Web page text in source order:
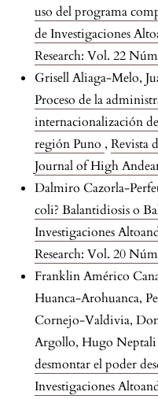
uso del programa
de Investigaciones
Research: Vol. 22
Grisell Aliaga-Melo,
Proceso de la
internacionalización de
región Puno , Revista
Journal of High
Dalmiro Cazorla-
coli? Balantidiosis o
Investigaciones
Research: Vol. 20
Franklin Américo
Huanca-Arohuanca,
Cornejo-Valdivia,
Argollo, Hugo
desmontar el poder
Investigaciones